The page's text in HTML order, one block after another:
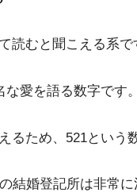
読むと聞こえる系で
愛を語る数字です。
るため、521という
結婚登記所は非常に